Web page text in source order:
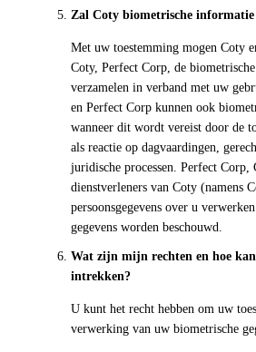
Zal Coty biometrische
Met uw toestemming mogen Coty
Coty, Perfect Corp, de
verzamelen in verband met uw
en Perfect Corp kunnen ook
wanneer dit wordt vereist door de
als reactie op dagvaardingen,
juridische processen. Perfect Corp,
dienstverleners van Coty (namens
persoonsgegevens over u
gegevens worden beschouwd.
Wat zijn mijn rechten en hoe
intrekken?
U kunt het recht hebben om uw
verwerking van uw biometrische